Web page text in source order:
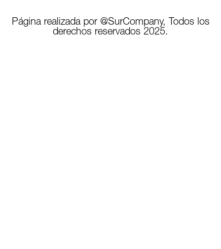
Página realizada por @SurCompany, Todos los
derechos reservados 2025.